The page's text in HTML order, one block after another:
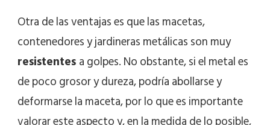
Otra de las ventajas es que las macetas,
contenedores y jardineras metálicas son muy
resistentesa golpes. No obstante, si el metal es
de poco grosor y dureza, podría abollarse y
deformarse la maceta, por lo que es importante